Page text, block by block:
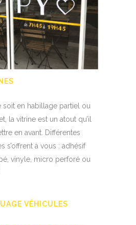
soit en habillage partiel ou
la vitrine est un atout qu’il
en avant. Différentes
s’offrent à vous : adhésif
vinyle, micro perforé ou
VÉHICULES